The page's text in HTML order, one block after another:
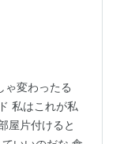
ゃ変わったる
私はこれが私
屋片付けると